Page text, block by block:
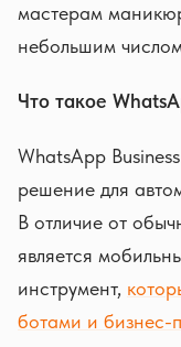
мастерам
небольшим
Что такое
WhatsApp
решение для
В отличие от
является
инструмент,
ботами и бизнес-